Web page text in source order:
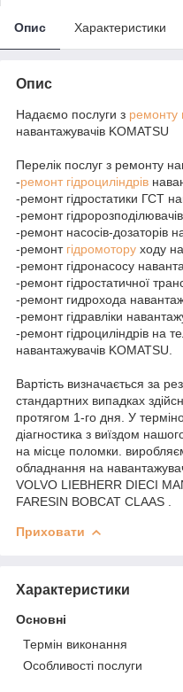
Опис Характеристики
Опис
Надаємо послуги з ремонту
навантажувачів KOMATSU
Перелік послуг з ремонту
-ремонт гідроциліндрів
-ремонт гідростатики ГСТ
-ремонт
-ремонт насосів-дозаторів
-ремонт гідромотору ходу
-ремонт гідронасосу
-ремонт гідростатичної
-ремонт гидрохода
-ремонт гідравліки
-ремонт гідроциліндрів на
навантажувачів KOMATSU.
Вартість визначається за
стандартних випадках
протягом 1-го дня. У
діагностика з виїздом
на місце поломки.
обладнання на
VOLVO LIEBHERR DIECI
FARESIN BOBCAT CLAAS .
Приховати
Характеристики
Основні
Термін виконання
Особливості послуги